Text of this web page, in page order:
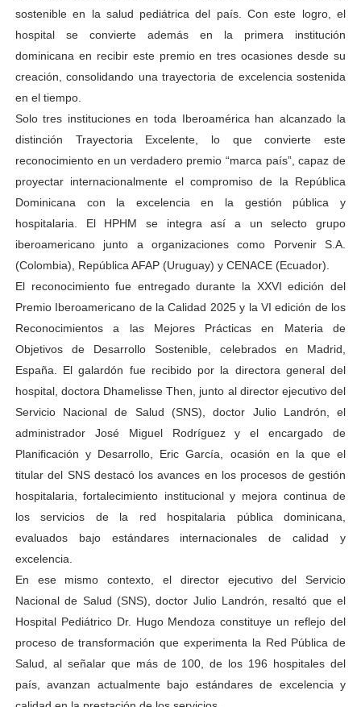
sostenible en la salud pediátrica del país. Con este logro, el
hospital se convierte además en la primera institución
dominicana en recibir este premio en tres ocasiones desde su
creación, consolidando una trayectoria de excelencia sostenida
en el tiempo.
Solo tres instituciones en toda Iberoamérica han alcanzado la
distinción Trayectoria Excelente, lo que convierte este
reconocimiento en un verdadero premio “marca país”, capaz de
proyectar internacionalmente el compromiso de la República
Dominicana con la excelencia en la gestión pública y
hospitalaria. El HPHM se integra así a un selecto grupo
iberoamericano junto a organizaciones como Porvenir S.A.
(Colombia), República AFAP (Uruguay) y CENACE (Ecuador).
El reconocimiento fue entregado durante la XXVI edición del
Premio Iberoamericano de la Calidad 2025 y la VI edición de los
Reconocimientos a las Mejores Prácticas en Materia de
Objetivos de Desarrollo Sostenible, celebrados en Madrid,
España. El galardón fue recibido por la directora general del
hospital, doctora Dhamelisse Then, junto al director ejecutivo del
Servicio Nacional de Salud (SNS), doctor Julio Landrón, el
administrador José Miguel Rodríguez y el encargado de
Planificación y Desarrollo, Eric García, ocasión en la que el
titular del SNS destacó los avances en los procesos de gestión
hospitalaria, fortalecimiento institucional y mejora continua de
los servicios de la red hospitalaria pública dominicana,
evaluados bajo estándares internacionales de calidad y
excelencia.
En ese mismo contexto, el director ejecutivo del Servicio
Nacional de Salud (SNS), doctor Julio Landrón, resaltó que el
Hospital Pediátrico Dr. Hugo Mendoza constituye un reflejo del
proceso de transformación que experimenta la Red Pública de
Salud, al señalar que más de 100, de los 196 hospitales del
país, avanzan actualmente bajo estándares de excelencia y